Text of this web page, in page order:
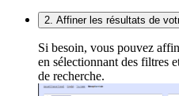
2. Affiner les résultats de
Si besoin, vous pouvez
en sélectionnant des filtres
de recherche.